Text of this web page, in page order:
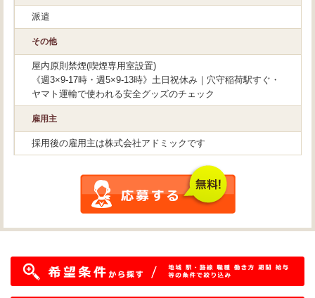
派遣
その他
屋内原則禁煙(喫煙専用室設置)
《週3×9-17時・週5×9-13時》土日祝休み｜穴守稲荷駅すぐ・
ヤマト運輸で使われる安全グッズのチェック
雇用主
採用後の雇用主は株式会社アドミックです